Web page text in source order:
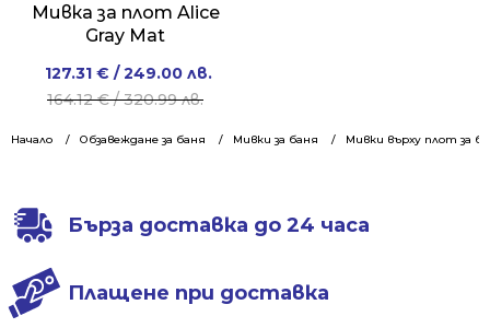
Начало Обзавеждане за баня Мивки за баня Мивки върху плот за
Мивка за плот Alice
Gray Mat
164.12€/ 320.99 лв.
Original
price
164.12 €
127.31 € / 249.00 лв.
Current
price
127.31 €
Бърза доставка до 24 часа
Плащене при доставка